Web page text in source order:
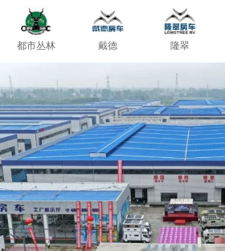
都市丛林 戴德 隆翠